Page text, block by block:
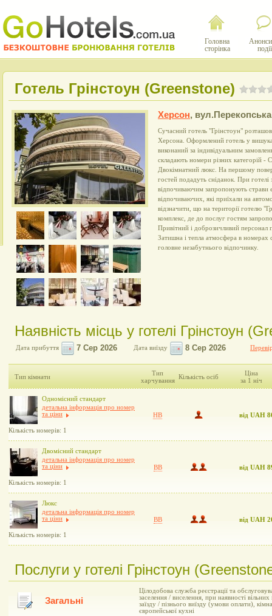
Головна
сторінка
події
Готель Грінстоун (Greenstone)
Херсон,
Сучасний готель "Грінстоун"
Херсона. Оформлений готель у
виконаний за індивідуальним
складають номери різних категорій
Двокімнатний люкс. На першому
гостей подадуть сніданок. При готелі
відпочиваючим запропонують страви
відпочиваючих, які приїхали на
відзначити, що на території готелю
комплекс, де до послуг гостям
Привітний і доброзичливий
Затишна і тепла атмосфера в
головне незабутнього відпочинку.
Наявність місць у готелі Грінстоун
Дата прибуття Дата виїзду
Тип кімнати
Тип
харчування Кількість осіб
Ціна
за 1 ніч
Одномісний стандарт
детальна інформація про номер
та ціни
Кількість номерів: 1
HB від UAH
Двомісний стандарт
детальна інформація про номер
та ціни
Кількість номерів: 1
BB від UAH
Люкс
детальна інформація про номер
та ціни
Кількість номерів: 1
BB від UAH
Послуги у готелі Грінстоун
Загальні
Цілодобова служба реєстрації та
заселення / виселення, при наявності
заїзду / пізнього виїзду (умови оплати),
європейської кухні